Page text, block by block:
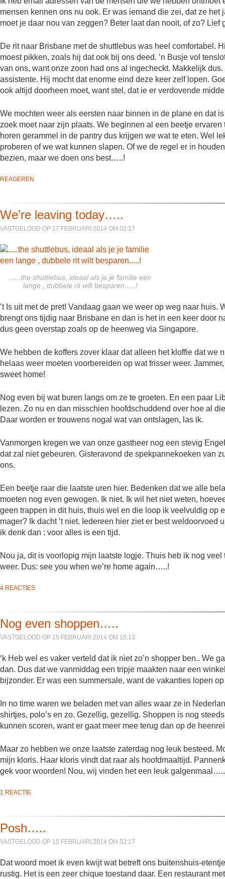
mensen kennen ons nu ook. Er was iemand die zei, dat ze
moet je daar nou van zeggen? Beter laat dan nooit, of zo? Lief
De rit naar Brisbane met de shuttlebus was heel comfortabel.
moest pikken, zoals hij dat ook bij ons deed. ’n Busje vol
van ons, want onze zoon had ons al ingecheckt. Makkelijk
assistente. Hij mocht dat enorme eind deze keer zelf lopen.
ook altijd doorheen moet, want stel, dat ie er verdovende
We mochten weer als eersten naar binnen in de plane en dat
zoek moet naar zijn plaats. We beginnen al een beetje
horen gerammel in de pantry dus krijgen we wat te eten. Wel
proberen of we wat kunnen slapen. Of we de regel er in
bezien, maar we doen ons best…..!
REAGEREN
We’re leaving today…..
VASTGELOGD OP 17 FEBRUARI 2014 OM 02:17
…..the shuttlebus, ideaal als je je familie een
lange , dubbele rit wilt besparen…..!
’t Is uit met de pret! Vandaag gaan we weer op weg naar
brengt ons tijdig naar Brisbane en dan is het in een keer door
dus geen overstap zoals op de heenweg via Singapore.
We hebben de koffers zover klaar dat alleen het kloffie dat we
helaas weer moeten voorbereiden op wat frisser weer.
sweet home!
Nog even bij wat buren langs om ze te groeten. En een paar
lezen. Zo nu en dan misschien hoofdschuddend over hoe al
Daar worden er trouwens nogal wat van ontslagen, las ik.
Vanmorgen kregen we van onze gastheer nog een stevig
dat zal niet gebeuren. Gisteravond de spekpannekoeken van
ons.
Een beetje raar die laatste uren hier. Bedenken dat we alle
moeten nog even gewogen. Ik niet. Ik wil het niet weten,
geen trappen in dit huis, thuis wel en die loop ik veelvuldig op
mager? Ik dacht ’t niet. Iedereen hier ziet er best
ik denk dan : voor alles is een tijd.
Nou ja, dit is voorlopig mijn laatste logje. Thuis heb ik nog
weer. Dus: see you when we’re home again…..!
4 REACTIES
Nog even shoppen…..
VASTGELOGD OP 15 FEBRUARI 2014 OM 15:13
‘k Heb wel es vaker verteld dat ik niet zo’n shopper ben.. We
dan. Dus dat we vanmiddag een tripje maakten naar een
bijzonder. Er was een summersale, want de vakanties lopen
In no time waren we beladen met van alles waar ze in
shirtjes, polo’s en zo. Gezellig, gezellig. Shoppen is nog
kunnen scoren, want er gaat meer mee terug dan op de
Maar zo hebben we onze laatste zaterdag nog leuk besteed.
mijn kloris. Haar kloris vindt dat raar als hoofdmaaltijd.
gek voor woorden! Nou, wij vinden het een leuk
1 REACTIE
Posh…..
VASTGELOGD OP 15 FEBRUARI 2014 OM 02:17
Dat woord moet ik even kwijt wat betreft ons buitenshuis-
rustig. Het is een zeer chique toestand daar. Een restaurant